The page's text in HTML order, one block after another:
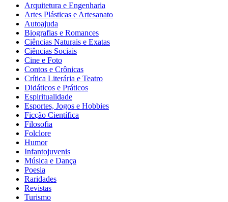
Arquitetura e Engenharia
Artes Plásticas e Artesanato
Autoajuda
Biografias e Romances
Ciências Naturais e Exatas
Ciências Sociais
Cine e Foto
Contos e Crônicas
Crítica Literária e Teatro
Didáticos e Práticos
Espiritualidade
Esportes, Jogos e Hobbies
Ficção Científica
Filosofia
Folclore
Humor
Infantojuvenis
Música e Dança
Poesia
Raridades
Revistas
Turismo